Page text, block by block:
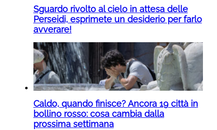
Sguardo rivolto al cielo in attesa delle
Perseidi, esprimete un desiderio per farlo
avverare!
Caldo, quando finisce? Ancora 19 città in
bollino rosso: cosa cambia dalla
prossima settimana